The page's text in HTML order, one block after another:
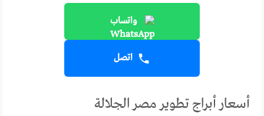
واتساب
اتصل
أسعار أبراج تطوير مصر الجلالة